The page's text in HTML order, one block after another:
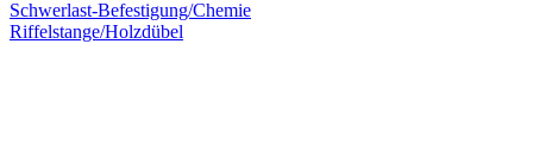
Schwerlast-Befestigung/Chemie
Riffelstange/Holzdübel